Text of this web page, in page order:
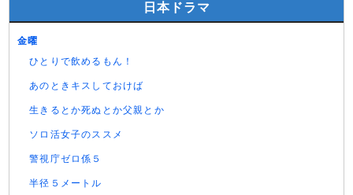
日本ドラマ
金曜
ひとりで飲めるもん！
あのときキスしておけば
生きるとか死ぬとか父親とか
ソロ活女子のススメ
警視庁ゼロ係５
半径５メートル